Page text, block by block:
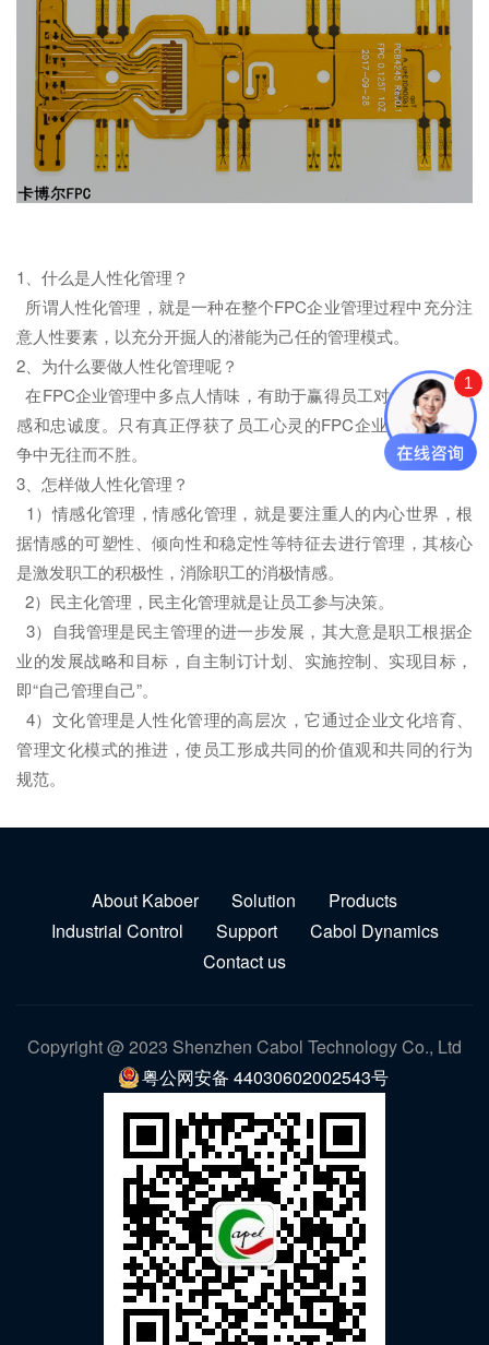
1、什么是人性化管理？
所谓人性化管理，就是一种在整个FPC企业管理过程中充分注
意人性要素，以充分开掘人的潜能为己任的管理模式。
2、为什么要做人性化管理呢？
在FPC企业管理中多点人情味，有助于赢得员工对企业的认同
感和忠诚度。只有真正俘获了员工心灵的FPC企业，才能在竞
争中无往而不胜。
3、怎样做人性化管理？
1）情感化管理，情感化管理，就是要注重人的内心世界，根
据情感的可塑性、倾向性和稳定性等特征去进行管理，其核心
是激发职工的积极性，消除职工的消极情感。
2）民主化管理，民主化管理就是让员工参与决策。
3）自我管理是民主管理的进一步发展，其大意是职工根据企
业的发展战略和目标，自主制订计划、实施控制、实现目标，
即“自己管理自己”。
4）文化管理是人性化管理的高层次，它通过企业文化培育、
管理文化模式的推进，使员工形成共同的价值观和共同的行为
规范。
About Kaboer Solution
Products
Industrial Control
Support
Cabol Dynamics
Contact us
Copyright @ 2023 Shenzhen Cabol Technology Co., Ltd
粤公网安备 44030602002543号
1